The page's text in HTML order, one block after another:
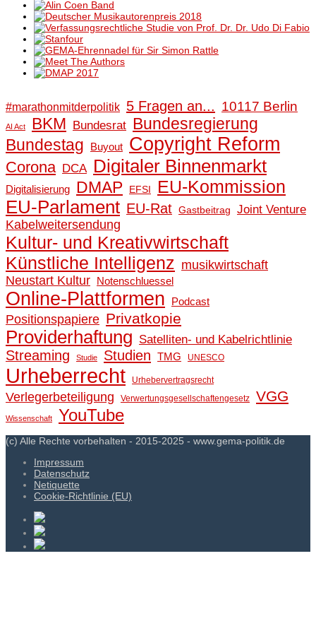
#marathonmitderpolitik 5 Fragen an... 10117 Berlin
AI Act BKM Bundesrat Bundesregierung
Bundestag
Buyout Copyright Reform
Corona DCA Digitaler Binnenmarkt
Digitalisierung DMAP EFSI EU-Kommission
EU-Parlament EU-Rat Gastbeitrag Joint Venture
Kabelweitersendung
Kultur- und Kreativwirtschaft
Künstliche Intelligenz musikwirtschaft
Neustart Kultur Notenschluessel
Online-Plattformen Podcast
Positionspapiere Privatkopie
Providerhaftung Satelliten- und Kabelrichtlinie
Streaming Studie Studien TMG UNESCO
Urheberrecht Urhebervertragsrecht
Verlegerbeteiligung Verwertungsgesellschaftengesetz VGG
Wissenschaft YouTube
(c) Alle Rechte vorbehalten - 2015-2025 - www.gema-politik.de
Impressum
Datenschutz
Netiquette
Cookie-Richtlinie (EU)